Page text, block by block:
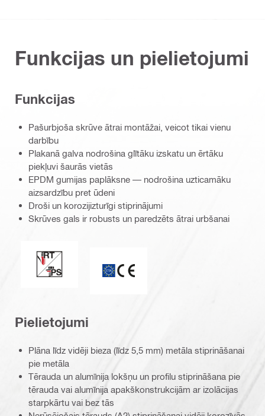
Funkcijas un pielietojumi
Funkcijas
Pašurbjoša skrūve ātrai montāžai, veicot tikai vienu
darbību
Plakanā galva nodrošina glītāku izskatu un ērtāku
piekļuvi šaurās vietās
EPDM gumijas paplāksne — nodrošina uzticamāku
aizsardzību pret ūdeni
Droši un korozijizturīgi stiprinājumi
Skrūves gals ir robusts un paredzēts ātrai urbšanai
Perfekts blīvēšanas/paātrināšanas uzgalis
Pielietojumi
Plāna līdz vidēji bieza (līdz 5,5 mm) metāla stiprināšanai
pie metāla
Tērauda un alumīnija lokšņu un profilu stiprināšana pie
tērauda vai alumīnija apakškonstrukcijām ar izolācijas
starpkārtu vai bez tās